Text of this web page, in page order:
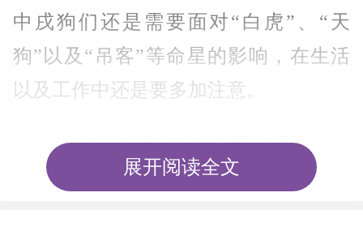
中戌狗们还是需要面对“白虎”、“天
狗”以及“吊客”等命星的影响，在生活
以及工作中还是要多加注意。
要知道“白虎”这些命星不仅会导致
戌狗遭遇意外事故，同事也容易招惹到
展开阅读全文